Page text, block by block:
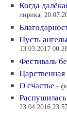
Когда
лирика,
Пусть
13.03.2017
Фестиваль
Царственная
О счастье -
23.04.2016